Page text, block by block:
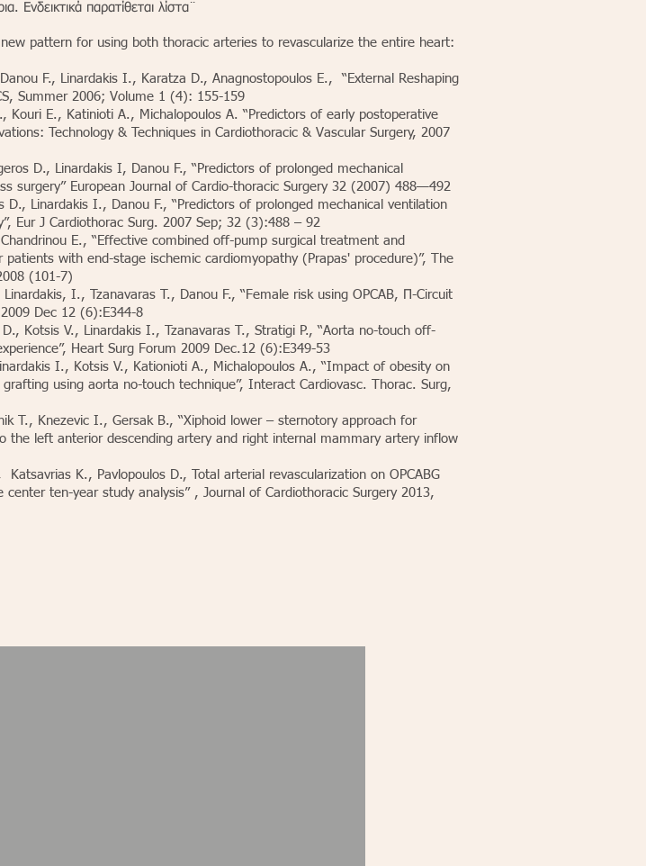
Ενδεικτικά παρατίθεται λίστα¨
pattern for using both thoracic arteries to revascularize the entire heart:
F., Linardakis I., Karatza D., Anagnostopoulos E., “External Reshaping
Summer 2006; Volume 1 (4): 155-159
Kouri E., Katinioti A., Michalopoulos A. “Predictors of early postoperative
Technology & Techniques in Cardiothoracic & Vascular Surgery, 2007
D., Linardakis I, Danou F., “Predictors of prolonged mechanical
surgery” European Journal of Cardio-thoracic Surgery 32 (2007) 488—492
Linardakis I., Danou F., “Predictors of prolonged mechanical ventilation
Eur J Cardiothorac Surg. 2007 Sep; 32 (3):488 – 92
E., “Effective combined off-pump surgical treatment and
with end-stage ischemic cardiomyopathy (Prapas' procedure)”, The
(101-7)
I., Tzanavaras T., Danou F., “Female risk using OPCAB, Π-Circuit
Dec 12 (6):E344-8
Kotsis V., Linardakis I., Tzanavaras T., Stratigi P., “Aorta no-touch off-
Heart Surg Forum 2009 Dec.12 (6):E349-53
I., Kotsis V., Kationioti A., Michalopoulos A., “Impact of obesity on
using aorta no-touch technique’’, Interact Cardiovasc. Thorac. Surg,
T., Knezevic I., Gersak B., “Xiphoid lower – sternotory approach for
left anterior descending artery and right internal mammary artery inflow
K., Pavlopoulos D., Total arterial revascularization on OPCABG
ten-year study analysis” , Journal of Cardiothoracic Surgery 2013,